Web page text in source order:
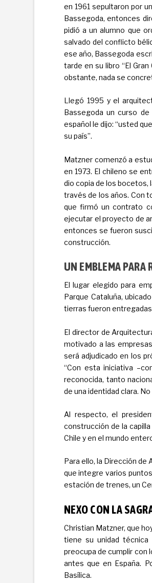
en 1961 sepultaron por
Bassegoda, entonces
pidió a un alumno que
salvado del conflicto
ese año, Bassegoda
tarde en su libro “El
obstante, nada se
Llegó 1995 y el
Bassegoda un curso
español le dijo: “usted
su país”.
Matzner comenzó a
en 1973. El chileno se
dio copia de los bocetos,
través de los años. Con
que firmó un contrato
ejecutar el proyecto de
entonces se fueron
construcción.
UN EMBLEMA PARA
El lugar elegido para
Parque Cataluña,
tierras fueron entregadas
El director de
motivado a las
será adjudicado en los
“Con esta iniciativa
reconocida, tanto
de una identidad clara.
Al respecto, el
construcción de la
Chile y en el mundo
Para ello, la Dirección
que integre varios
estación de trenes, un
NEXO CON LA
Christian Matzner, que
tiene su unidad técnica
preocupa de cumplir con
antes que en España.
Basílica.